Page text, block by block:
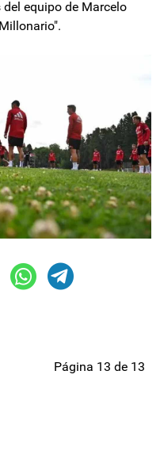
equipo de Marcelo
Página 13 de 13